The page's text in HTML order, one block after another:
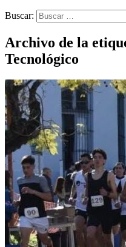
Buscar:
Archivo de la
Tecnológico